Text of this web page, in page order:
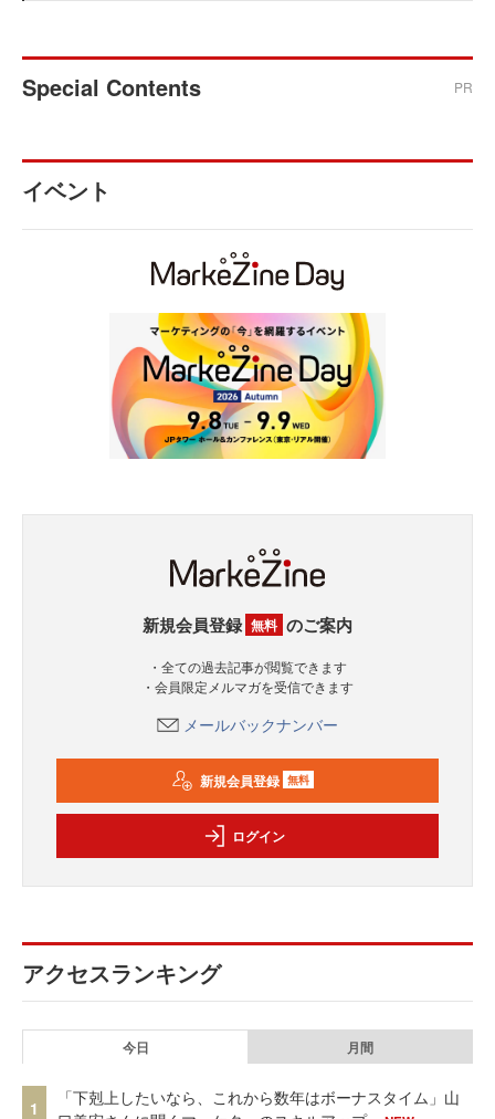
Special Contents PR
イベント
新規会員登録 無料 のご案内
・全ての過去記事が閲覧できます
・会員限定メルマガを受信できます
メールバックナンバー
新規会員登録 無料
ログイン
アクセスランキング
今日 月間
1
「下剋上したいなら、これから数年はボーナスタイム」山